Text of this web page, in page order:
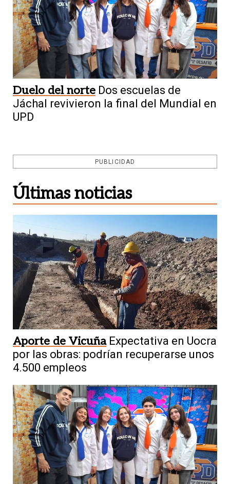
Duelo del norte Dos escuelas de
Jáchal revivieron la final del Mundial en
UPD
PUBLICIDAD
Últimas noticias
Aporte de Vicuña Expectativa en Uocra
por las obras: podrían recuperarse unos
4.500 empleos